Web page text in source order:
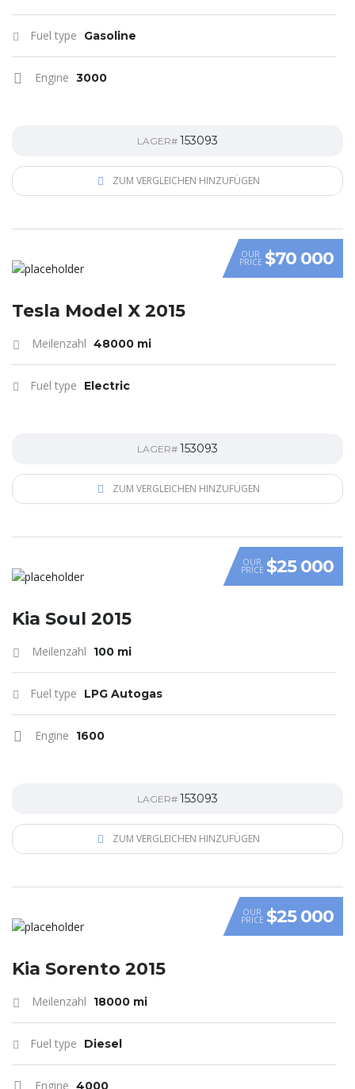
Fuel type Gasoline
Engine 3000
LAGER# 153093
ZUM VERGLEICHEN HINZUFÜGEN
OUR
PRICE $70 000
Tesla Model X 2015
Meilenzahl 48000 mi
Fuel type Electric
LAGER# 153093
ZUM VERGLEICHEN HINZUFÜGEN
VIDEO
OUR
PRICE $25 000
Kia Soul 2015
Meilenzahl 100 mi
Fuel type LPG Autogas
Engine 1600
LAGER# 153093
ZUM VERGLEICHEN HINZUFÜGEN
OUR
PRICE $25 000
Kia Sorento 2015
Meilenzahl 18000 mi
Fuel type Diesel
Engine 4000